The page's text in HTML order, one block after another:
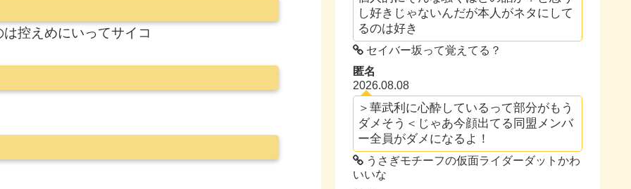
控えめにいってサイコ
し好きじゃないんだが本人がネタにして
るのは好き
セイバー坂って覚えてる？
匿名
2026.08.08
＞華武利に心酔しているって部分がもう
ダメそう＜じゃあ今顔出てる同盟メンバ
ー全員がダメになるよ！
うさぎモチーフの仮面ライダーダットかわ
いいな